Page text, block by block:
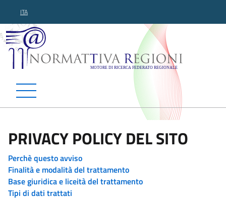
ITA
Normattiva Regioni -
PRIVACY POLICY DEL SITO
Perchè questo avviso
Finalità e modalità del trattamento
Base giuridica e liceità del trattamento
Tipi di dati trattati